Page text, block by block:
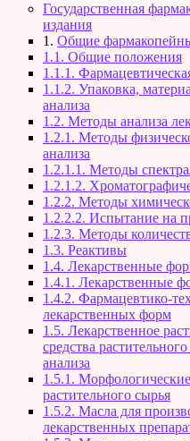
Государственная
издания
1. Общие
1.1. Общие положения
1.1.1.
1.1.2. Упаковка,
анализа
1.2. Методы анализа
1.2.1. Методы
анализа
1.2.1.1. Методы
1.2.1.2.
1.2.2. Методы
1.2.2.2. Испытание на
1.2.3. Методы
1.3. Реактивы
1.4. Лекарственные
1.4.1. Лекарственные
1.4.2. Фармацевтико-
лекарственных форм
1.5. Лекарственное
средства
анализа
1.5.1.
растительного сырья
1.5.2. Масла для
лекарственных